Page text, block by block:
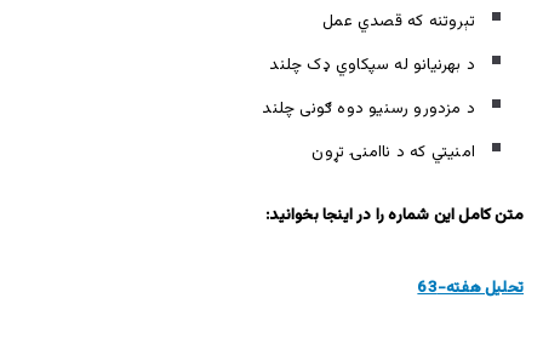
تېروتنه که قصدي عمل
د بهرنيانو له سپکاوي ډک چلند
د مزدورو رسنيو دوه ګونی چلند
امنيتي که د ناامنۍ تړون
متن کامل این شماره را در اینجا بخوانید:
تحلیل هفته-63